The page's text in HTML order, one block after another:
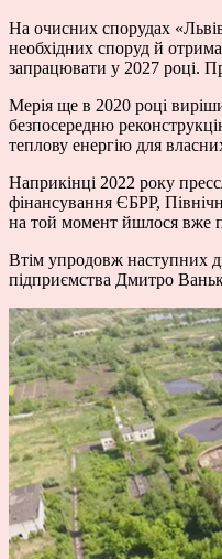
На очисних спорудах
необхідних споруд й
запрацювати у 2027 році.
Мерія ще в 2020 році
безпосередню
теплову енергію для
Наприкінці 2022 року
фінансування ЄБРР,
на той момент йшлося вже
Втім упродовж наступних
підприємства Дмитро